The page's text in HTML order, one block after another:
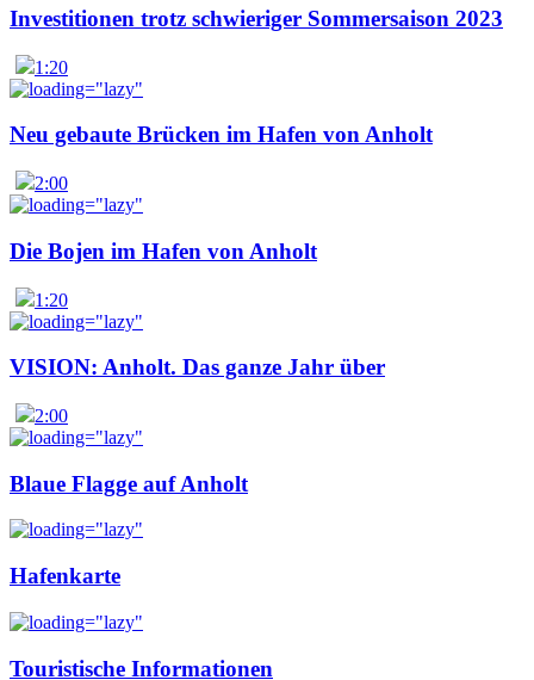
Investitionen trotz schwieriger Sommersaison 2023
1:20
Neu gebaute Brücken im Hafen von Anholt
2:00
Die Bojen im Hafen von Anholt
1:20
VISION: Anholt. Das ganze Jahr über
2:00
Blaue Flagge auf Anholt
Hafenkarte
Touristische Informationen